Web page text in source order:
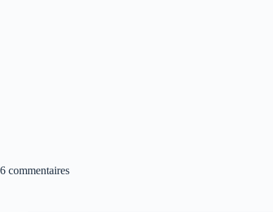
6 commentaires